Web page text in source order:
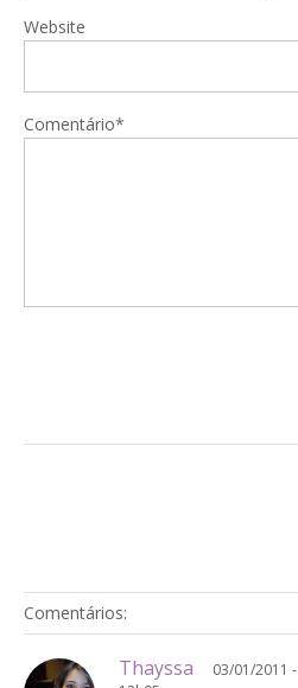
Website
Comentário*
Comentários:
Thayssa
03/01/2011 -